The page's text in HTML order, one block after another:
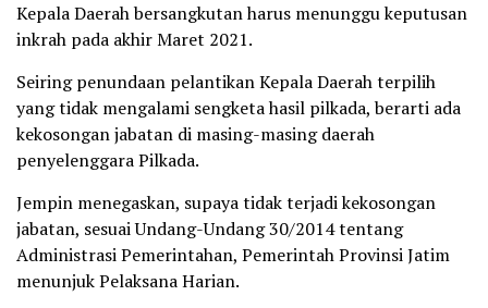
Kepala Daerah bersangkutan harus menunggu keputusan
inkrah pada akhir Maret 2021.
Seiring penundaan pelantikan Kepala Daerah terpilih
yang tidak mengalami sengketa hasil pilkada, berarti ada
kekosongan jabatan di masing-masing daerah
penyelenggara Pilkada.
Jempin menegaskan, supaya tidak terjadi kekosongan
jabatan, sesuai Undang-Undang 30/2014 tentang
Administrasi Pemerintahan, Pemerintah Provinsi Jatim
menunjuk Pelaksana Harian.